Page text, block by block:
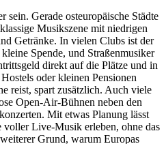
sein. Gerade osteuropäische Städte
Musikszene mit niedrigen
Getränke. In vielen Clubs ist der
Spende, und Straßenmusiker
direkt auf die Plätze und in
oder kleinen Pensionen
reist, spart zusätzlich. Auch viele
Open-Air-Bühnen neben den
Mit etwas Planung lässt
voller Live-Musik erleben, ohne das
Grund, warum Europas